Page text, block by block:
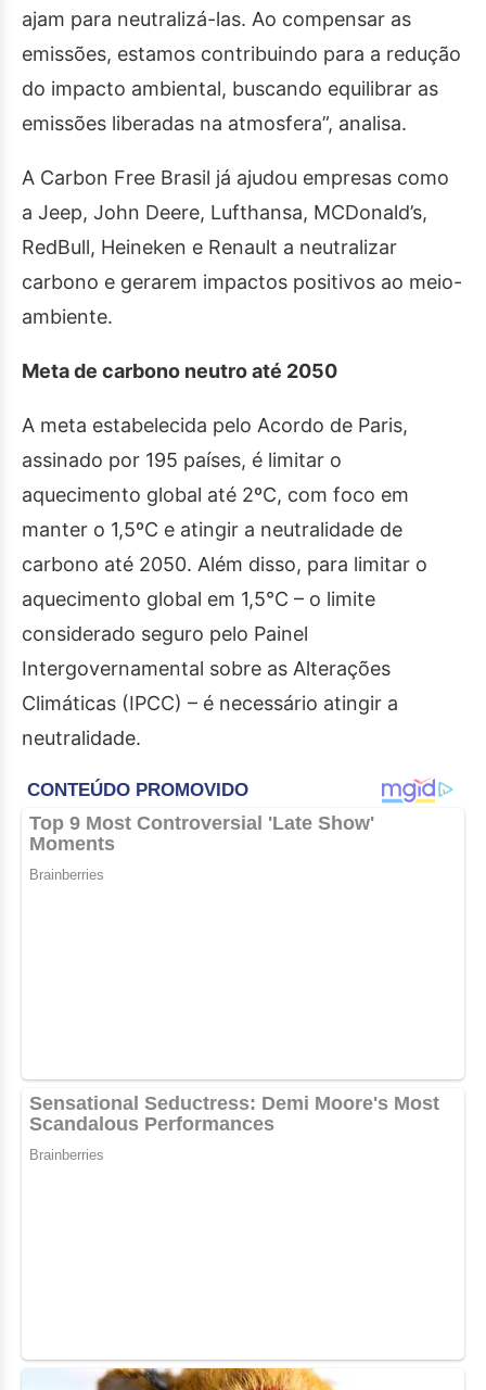
ajam para neutralizá-las. Ao compensar as
emissões, estamos contribuindo para a redução
do impacto ambiental, buscando equilibrar as
emissões liberadas na atmosfera”, analisa.
A Carbon Free Brasil já ajudou empresas como
a Jeep, John Deere, Lufthansa, MCDonald’s,
RedBull, Heineken e Renault a neutralizar
carbono e gerarem impactos positivos ao meio-
ambiente.
Meta de carbono neutro até 2050
A meta estabelecida pelo Acordo de Paris,
assinado por 195 países, é limitar o
aquecimento global até 2ºC, com foco em
manter o 1,5ºC e atingir a neutralidade de
carbono até 2050. Além disso, para limitar o
aquecimento global em 1,5°C – o limite
considerado seguro pelo Painel
Intergovernamental sobre as Alterações
Climáticas (IPCC) – é necessário atingir a
neutralidade.